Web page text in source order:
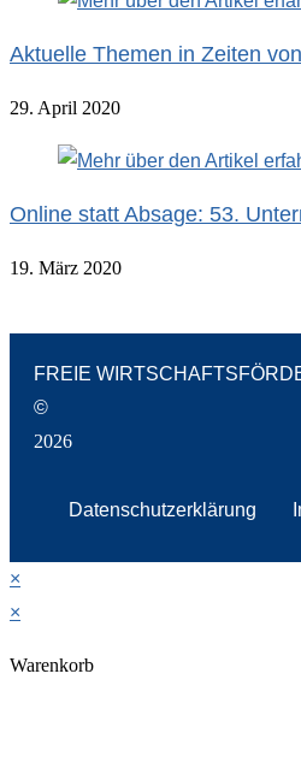
Aktuelle Themen in Zeiten
29. April 2020
Online statt Absage: 53.
19. März 2020
FREIE
©
2026
Datenschutzerklärung
×
×
Warenkorb